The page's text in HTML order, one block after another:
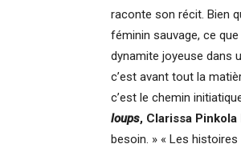
raconte son récit. Bien
féminin sauvage, ce
dynamite joyeuse dans
c’est avant tout la
c’est le chemin
loups, Clarissa Pinkola
besoin. » « Les